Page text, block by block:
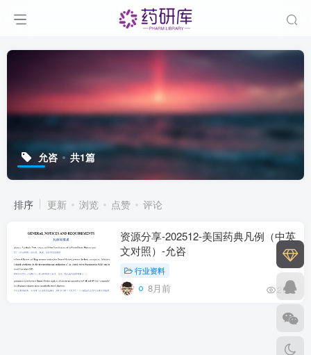
允咨 共1篇
排序 更新 浏览 点赞 评论
资源分享-202512-美国药典凡例（中英
文对照）-允咨
行业资料
8月前 275